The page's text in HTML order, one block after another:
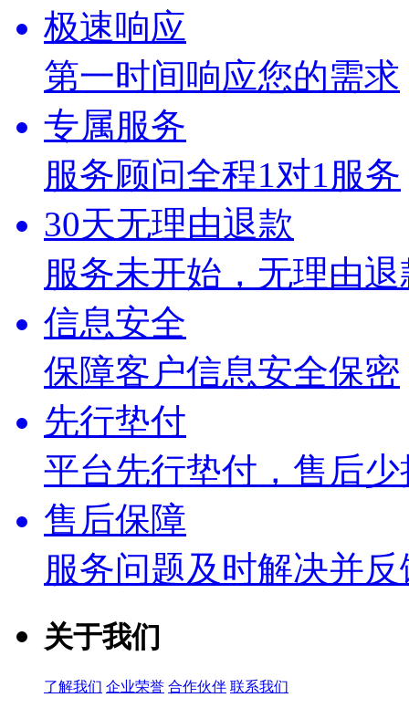
极速响应
第一时间响应您的需求
专属服务
服务顾问全程1对1服务
30天无理由退款
服务未开始，无理由退
信息安全
保障客户信息安全保密
先行垫付
平台先行垫付，售后少
售后保障
服务问题及时解决并反
关于我们
了解我们 企业荣誉 合作伙伴 联系我们